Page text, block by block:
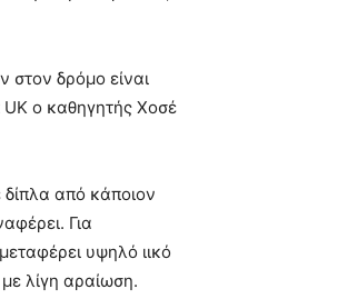
στον δρόμο είναι
ο καθηγητής Χοσέ
από κάποιον
Για
υψηλό ιικό
λίγη αραίωση.